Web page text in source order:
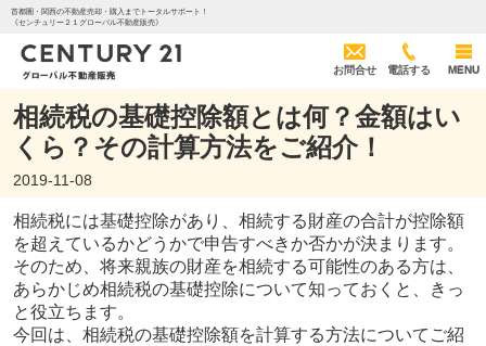
首都圏・関西の不動産売却・購入までトータルサポート！
《センチュリー２１グローバル不動産販売》
お問合せ 電話する MENU
相続税の基礎控除額とは何？金額はい
くら？その計算方法をご紹介！
2019-11-08
相続税には基礎控除があり、相続する財産の合計が控除額
を超えているかどうかで申告すべきか否かが決まります。
そのため、将来親族の財産を相続する可能性のある方は、
あらかじめ相続税の基礎控除について知っておくと、きっ
と役立ちます。
今回は、相続税の基礎控除額を計算する方法についてご紹